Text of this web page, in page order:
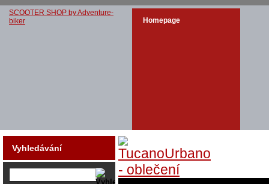
SCOOTER SHOP by Adventure-
biker
Homepage
Vyhledávání